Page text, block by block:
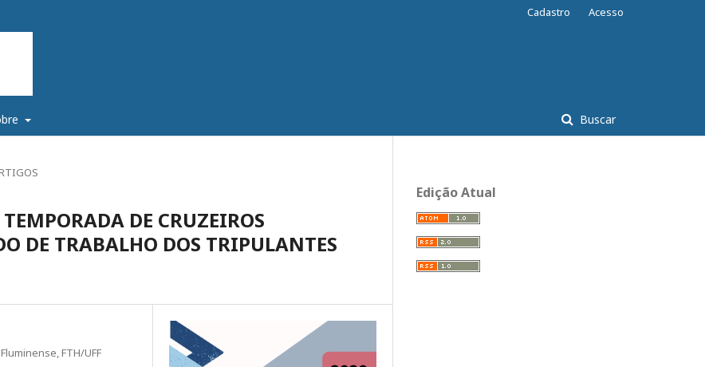
Buscar
Cadastro Acesso
DE CRUZEIROS
DE TRABALHO DOS TRIPULANTES
FTH/UFF
Edição Atual